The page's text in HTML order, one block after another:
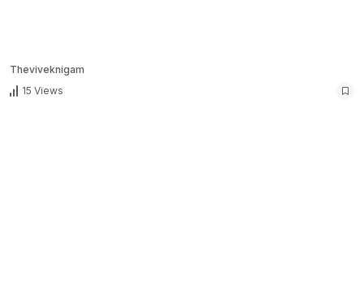
Theviveknigam
15 Views